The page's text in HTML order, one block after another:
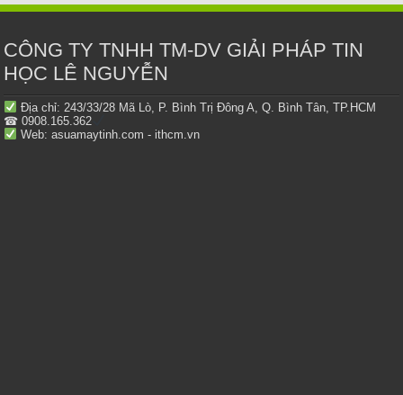
CÔNG TY TNHH TM-DV GIẢI PHÁP TIN
HỌC LÊ NGUYỄN
Địa chỉ: 243/33/28 Mã Lò, P. Bình Trị Đông A, Q. Bình Tân, TP.HCM
☎ 0908.165.362
Web: asuamaytinh.com - ithcm.vn